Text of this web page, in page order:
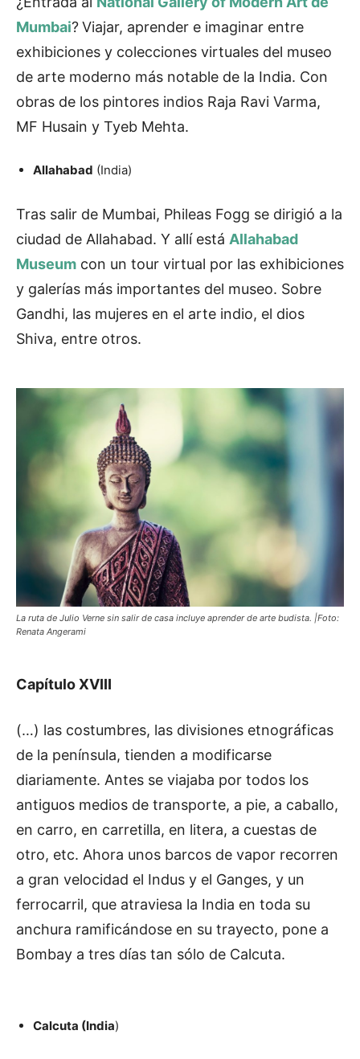
Mumbai?Viajar, aprender e imaginar entre
exhibiciones y colecciones virtuales del museo
de arte moderno más notable de la India. Con
obras de los pintores indios Raja Ravi Varma,
MF Husain y Tyeb Mehta.
Allahabad (India)
Tras salir de Mumbai, Phileas Fogg se dirigió a la
ciudad de Allahabad. Y allí está Allahabad
Museum con un tour virtual por las exhibiciones
y galerías más importantes del museo. Sobre
Gandhi, las mujeres en el arte indio, el dios
Shiva, entre otros.
La ruta de Julio Verne sin salir de casa incluye aprender de arte budista. |Foto:
Renata Angerami
Capítulo XVIII
(…) las costumbres, las divisiones etnográficas
de la península, tienden a modificarse
diariamente. Antes se viajaba por todos los
antiguos medios de transporte, a pie, a caballo,
en carro, en carretilla, en litera, a cuestas de
otro, etc. Ahora unos barcos de vapor recorren
a gran velocidad el Indus y el Ganges, y un
ferrocarril, que atraviesa la India en toda su
anchura ramificándose en su trayecto, pone a
Bombay a tres días tan sólo de Calcuta.
Calcuta (India)